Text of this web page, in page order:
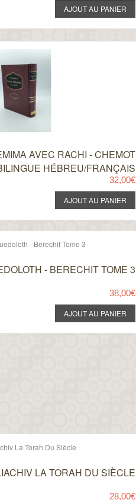
AVEC RACHI - CHEMOT
HÉBREU/FRANÇAIS
32,00€
- BERECHIT TOME 3
38,00€
LA TORAH DU SIÈCLE
28,00€